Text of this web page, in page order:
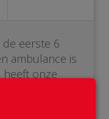
eerste 6
ambulance is
heeft onze